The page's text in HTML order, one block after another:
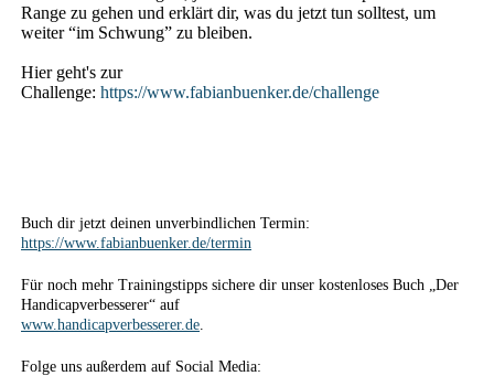
Range zu gehen und erklärt dir, was du jetzt tun solltest, um
weiter “im Schwung” zu bleiben.
Hier geht's zur
Challenge: https://www.fabianbuenker.de/challenge
Buch dir jetzt deinen unverbindlichen Termin:
https://www.fabianbuenker.de/termin
Für noch mehr Trainingstipps sichere dir unser kostenloses Buch „Der
Handicapverbesserer“ auf
www.handicapverbesserer.de.
Folge uns außerdem auf Social Media: